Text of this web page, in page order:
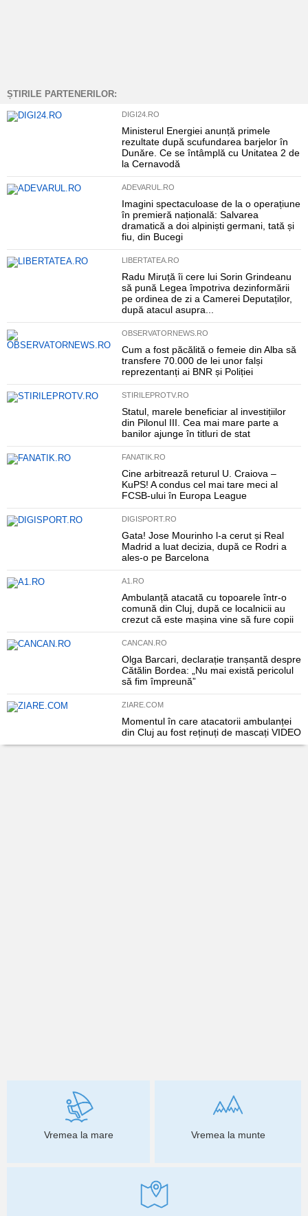
ȘTIRILE PARTENERILOR:
DIGI24.RO
Ministerul Energiei anunță primele
rezultate după scufundarea barjelor în
Dunăre. Ce se întâmplă cu Unitatea 2 de
la Cernavodă
ADEVARUL.RO
Imagini spectaculoase de la o operațiune
în premieră națională: Salvarea
dramatică a doi alpiniști germani, tată și
fiu, din Bucegi
LIBERTATEA.RO
Radu Miruță îi cere lui Sorin Grindeanu
să pună Legea împotriva dezinformării
pe ordinea de zi a Camerei Deputaților,
după atacul asupra...
OBSERVATORNEWS.RO
Cum a fost păcălită o femeie din Alba să
transfere 70.000 de lei unor falși
reprezentanți ai BNR și Poliției
STIRILEPROTV.RO
Statul, marele beneficiar al investițiilor
din Pilonul III. Cea mai mare parte a
banilor ajunge în titluri de stat
FANATIK.RO
Cine arbitrează returul U. Craiova –
KuPS! A condus cel mai tare meci al
FCSB-ului în Europa League
DIGISPORT.RO
Gata! Jose Mourinho l-a cerut și Real
Madrid a luat decizia, după ce Rodri a
ales-o pe Barcelona
A1.RO
Ambulanță atacată cu topoarele într-o
comună din Cluj, după ce localnicii au
crezut că este mașina vine să fure copii
CANCAN.RO
Olga Barcari, declarație tranșantă despre
Cătălin Bordea: „Nu mai există pericolul
să fim împreună”
ZIARE.COM
Momentul în care atacatorii ambulanței
din Cluj au fost reținuți de mascați VIDEO
Vremea la mare Vremea la munte